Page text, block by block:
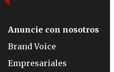
Anuncie con nosotros
Brand Voice
Empresariales